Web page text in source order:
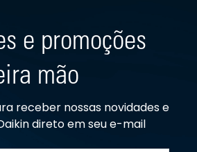
e promoções
mão
receber nossas novidades e
direto em seu e-mail